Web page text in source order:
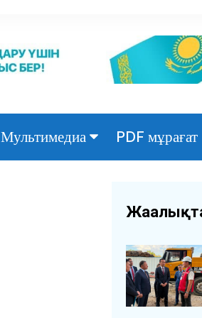
Мультимедиа PDF мұрағат